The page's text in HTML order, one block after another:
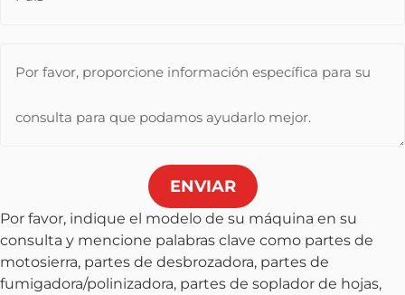
ENVIAR
Por favor, indique el modelo de su máquina en su
consulta y mencione palabras clave como partes de
motosierra, partes de desbrozadora, partes de
fumigadora/polinizadora, partes de soplador de hojas,